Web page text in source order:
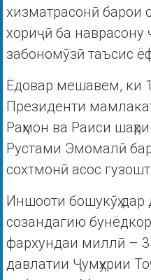
хизматрасонӣ барои
хориҷӣ ба
забономӯзӣ таъсис
Ёдовар мешавем, ки
Президенти
Раҳмон ва Раиси
Рустами Эмомалӣ
сохтмонӣ асос
Иншооти бошукӯҳ дар
созандагию
фархундаи миллӣ –
давлатии Ҷумҳурии